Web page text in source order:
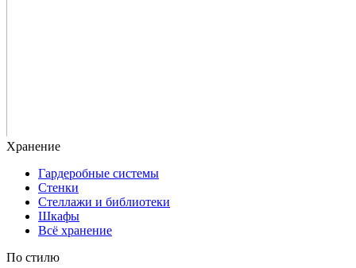
Гардеробные системы
Стенки
Стеллажи и библиотеки
Шкафы